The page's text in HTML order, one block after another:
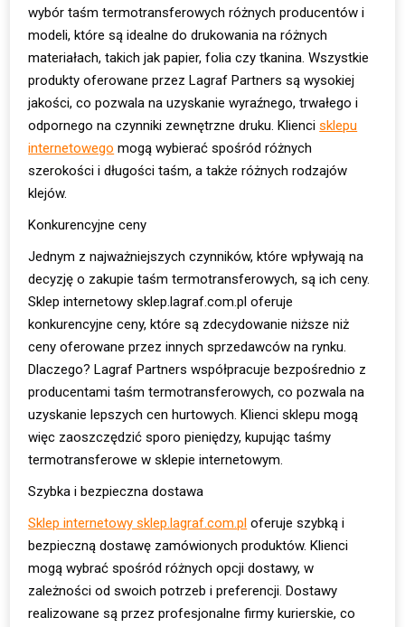
wybór taśm termotransferowych różnych producentów i
modeli, które są idealne do drukowania na różnych
materiałach, takich jak papier, folia czy tkanina. Wszystkie
produkty oferowane przez Lagraf Partners są wysokiej
jakości, co pozwala na uzyskanie wyraźnego, trwałego i
odpornego na czynniki zewnętrzne druku. Kliencisklepu
internetowego mogą wybierać spośród różnych
szerokości i długości taśm, a także różnych rodzajów
klejów.
Konkurencyjne ceny
Jednym z najważniejszych czynników, które wpływają na
decyzję o zakupie taśm termotransferowych, są ich ceny.
Sklep internetowy sklep.lagraf.com.pl oferuje
konkurencyjne ceny, które są zdecydowanie niższe niż
ceny oferowane przez innych sprzedawców na rynku.
Dlaczego? Lagraf Partners współpracuje bezpośrednio z
producentami taśm termotransferowych, co pozwala na
uzyskanie lepszych cen hurtowych. Klienci sklepu mogą
więc zaoszczędzić sporo pieniędzy, kupując taśmy
termotransferowe w sklepie internetowym.
Szybka i bezpieczna dostawa
Sklep internetowy sklep.lagraf.com.pl oferuje szybką i
bezpieczną dostawę zamówionych produktów. Klienci
mogą wybrać spośród różnych opcji dostawy, w
zależności od swoich potrzeb i preferencji. Dostawy
realizowane są przez profesjonalne firmy kurierskie, co